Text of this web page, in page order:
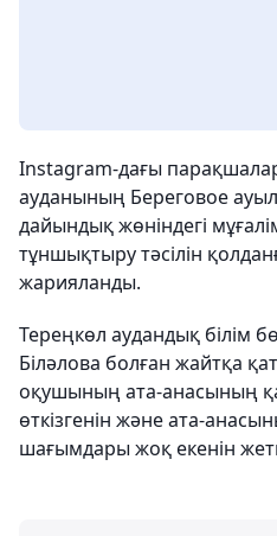
Іnstagram-дағы
ауданының Береговое
дайындық жөніндегі
тұншықтыру тәсілін
жарияланды.
Тереңкөл аудандық білім
Біләлова болған жайтқа
оқушының ата-анасының
өткізгенін және ата-
шағымдары жоқ екенін